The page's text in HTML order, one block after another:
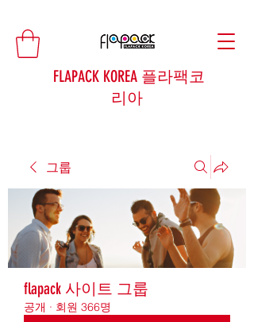
FLAPACK KOREA 플라팩코
리아
그룹
flapack 사이트 그룹
공개 · 회원 366명